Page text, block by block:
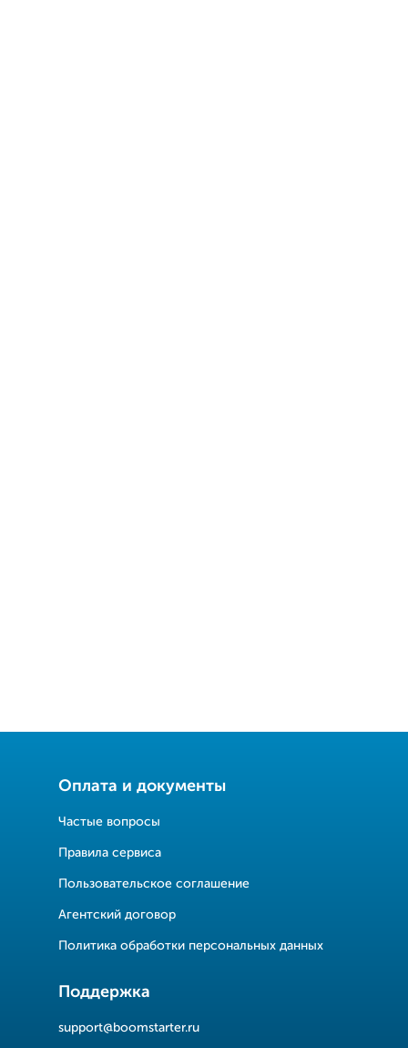
Оплата и документы
Частые вопросы
Правила сервиса
Пользовательское соглашение
Агентский договор
Политика обработки персональных данных
Поддержка
support@boomstarter.ru